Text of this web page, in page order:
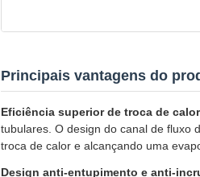
Principais vantagens do
Eficiência superior de troca de
tubulares. O design do canal de fluxo
troca de calor e alcançando uma
Design anti-entupimento e anti-